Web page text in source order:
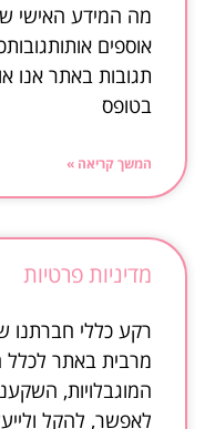
מה המידע האישי
אוספים
תגובות באתר אנו
בטופס
המשך קריאה »
מדיניות פרטיות
רקע כללי חברתנו
מרבית באתר לכלל
המוגבלויות,
לאפשר, להקל